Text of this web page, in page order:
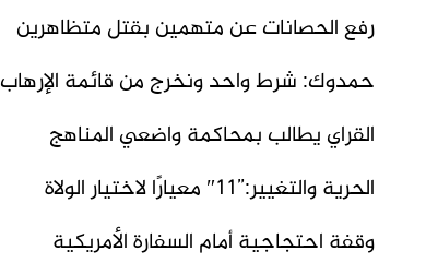
رفع الحصانات عن متهمين بقتل متظاهرين
حمدوك: شرط واحد ونخرج من قائمة الإرهاب
القراي يطالب بمحاكمة واضعي المناهج
الحرية والتغيير:”11″ معيارًا لاختيار الولاة
وقفة احتجاجية أمام السفارة الأمريكية